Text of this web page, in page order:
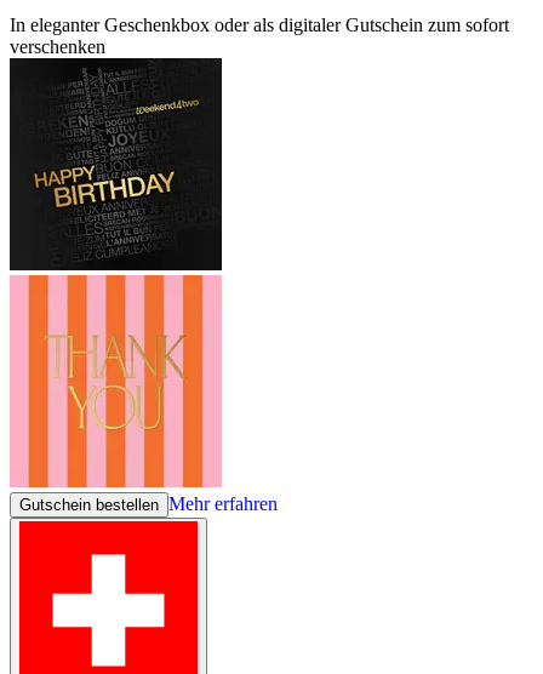
In eleganter Geschenkbox oder als digitaler Gutschein zum sofort
verschenken
Gutschein bestellen Mehr erfahren